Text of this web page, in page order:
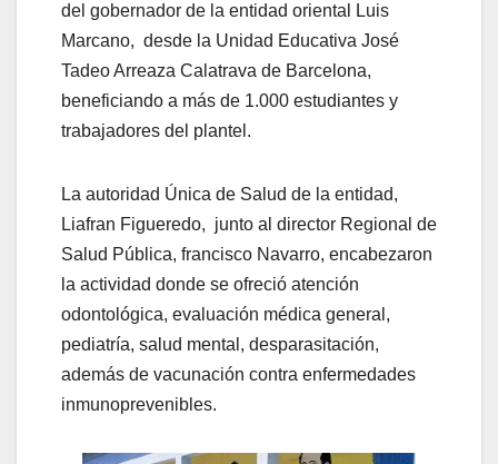
del gobernador de la entidad oriental Luis
Marcano, desde la Unidad Educativa José
Tadeo Arreaza Calatrava de Barcelona,
beneficiando a más de 1.000 estudiantes y
trabajadores del plantel.
La autoridad Única de Salud de la entidad,
Liafran Figueredo, junto al director Regional de
Salud Pública, francisco Navarro, encabezaron
la actividad donde se ofreció atención
odontológica, evaluación médica general,
pediatría, salud mental, desparasitación,
además de vacunación contra enfermedades
inmunoprevenibles.